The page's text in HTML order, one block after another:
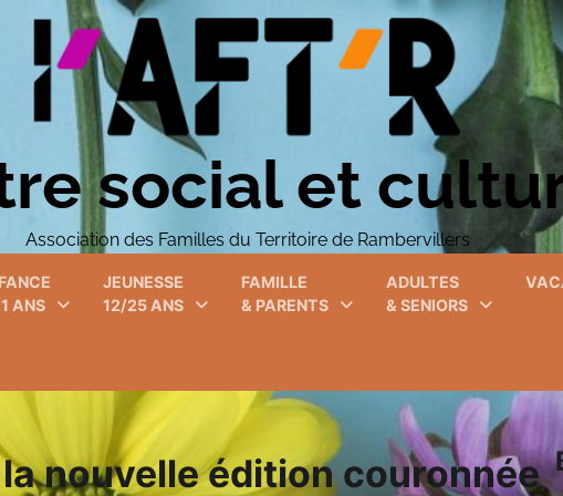
social et
Association des Familles du Territoire de Rambervillers
ANS
JEUNESSE
12/25 ANS
FAMILLE
& PARENTS
ADULTES
& SENIORS
nouvelle édition couronnée